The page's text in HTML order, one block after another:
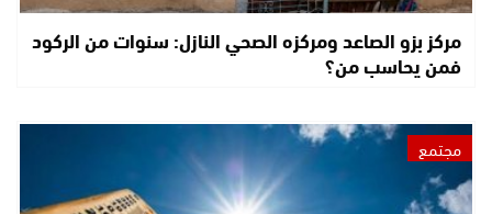
مركز بزو الصاعد ومركزه الصحي النازل: سنوات من الركود
فمن يحاسب من؟
مجتمع